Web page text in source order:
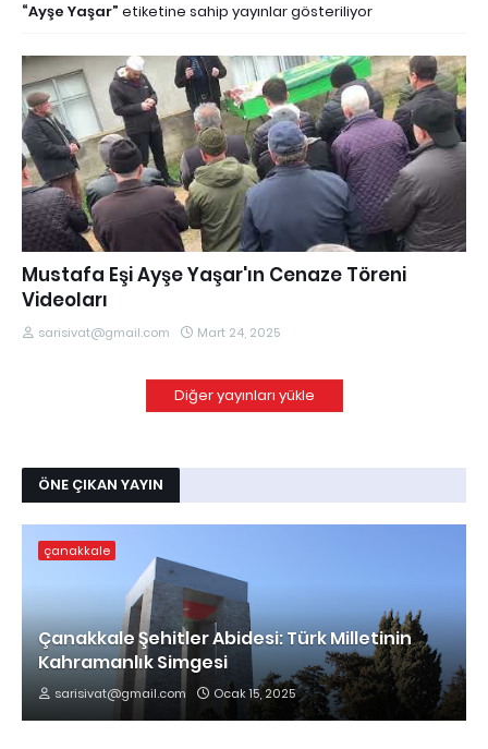
Ayşe Yaşar etiketine sahip yayınlar gösteriliyor
Mustafa Eşi Ayşe Yaşar'ın Cenaze Töreni
Videoları
sarisivat@gmail.com Mart 24, 2025
Diğer yayınları yükle
ÖNE ÇIKAN YAYIN
çanakkale
Çanakkale Şehitler Abidesi: Türk Milletinin
Kahramanlık Simgesi
sarisivat@gmail.com Ocak 15, 2025